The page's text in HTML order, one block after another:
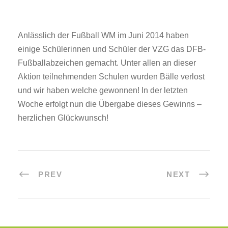
Anlässlich der Fußball WM im Juni 2014 haben
einige Schülerinnen und Schüler der VZG das DFB-
Fußballabzeichen gemacht. Unter allen an dieser
Aktion teilnehmenden Schulen wurden Bälle verlost
und wir haben welche gewonnen! In der letzten
Woche erfolgt nun die Übergabe dieses Gewinns –
herzlichen Glückwunsch!
PREV NEXT